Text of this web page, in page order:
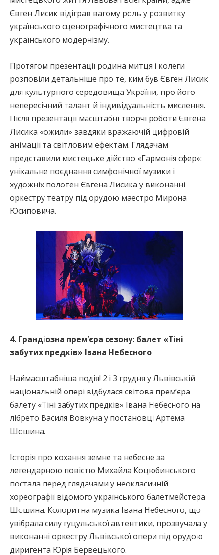
Євген Лисик відіграв вагому роль у розвитку
українського сценографічного мистецтва та
українського модернізму.
Протягом презентації родина митця і колеги
розповіли детальніше про те, ким був Євген Лисик
для культурного середовища України, про його
непересічний талант й індивідуальність мислення.
Після презентації масштабні творчі роботи Євгена
Лисика «ожили» завдяки вражаючій цифровій
анімації та світловим ефектам. Глядачам
представили мистецьке дійство «Гармонія сфер»:
унікальне поєднання симфонічної музики і
художніх полотен Євгена Лисика у виконанні
оркестру театру під орудою маестро Мирона
Юсиповича.
4. Грандіозна прем’єра сезону: балет «Тіні
забутих предків» Івана Небесного
Наймасштабніша подія! 2 і 3 грудня у Львівській
національній опері відбулася світова премʼєра
балету «Тіні забутих предків» Івана Небесного на
лібрето Василя Вовкуна у постановці Артема
Шошина.
Історія про кохання земне та небесне за
легендарною повістю Михайла Коцюбинського
постала перед глядачами у неокласичній
хореографії відомого українського балетмейстера
Шошина. Колоритна музика Івана Небесного, що
увібрала силу гуцульської автентики, прозвучала у
виконанні оркестру Львівської опери під орудою
диригента Юрія Бервецького.